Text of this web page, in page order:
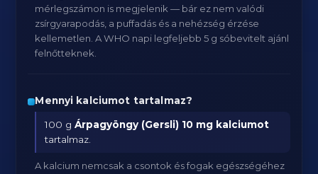
mérlegszámon is megjelenik — bár ez nem valódi
zsírgyarapodás, a puffadás és a nehézség érzése
kellemetlen. A WHO napi legfeljebb 5 g sóbevitelt ajánl
felnőtteknek.
Mennyi kalciumot tartalmaz?
100 gÁrpagyöngy (Gersli) 10 mg kalciumot
tartalmaz.
A kalcium nemcsak a csontok és fogak egészségéhez